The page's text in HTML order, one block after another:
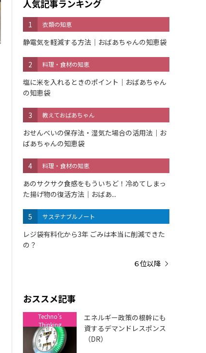
人気記事ランキング
1 衣類の知恵
静電気を軽減する方法｜おばあちゃんの知恵袋
2 料理・食材の知恵
塩に米を入れるときのポイント｜おばあちゃん
の知恵袋
3 教えておばあちゃん
おせんべいの保存法・湿気た場合の活用法｜お
ばあちゃんの知恵袋
4 料理・食材の知恵
あのサクサク食感をもういちど！冷めてしまっ
た揚げ物の復活方法｜おばあ...
5 サステナブルノート
レジ袋有料化から3年 ごみは本当に削減できた
の？
６位以降
おススメ記事
Techno's
Thinking
エネルギー政策の根幹にも
資するデマンドレスポンス
（DR）